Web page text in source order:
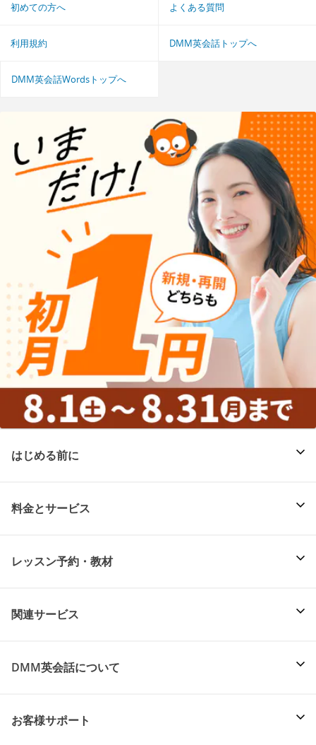
初めての方へ よくある質問
利用規約 DMM英会話トップへ
DMM英会話Wordsトップへ
はじめる前に
料金とサービス
レッスン予約・教材
関連サービス
DMM英会話について
お客様サポート